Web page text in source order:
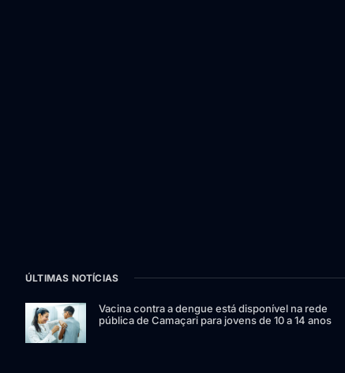
ÚLTIMAS NOTÍCIAS
Vacina contra a dengue está disponível na rede
pública de Camaçari para jovens de 10 a 14 anos